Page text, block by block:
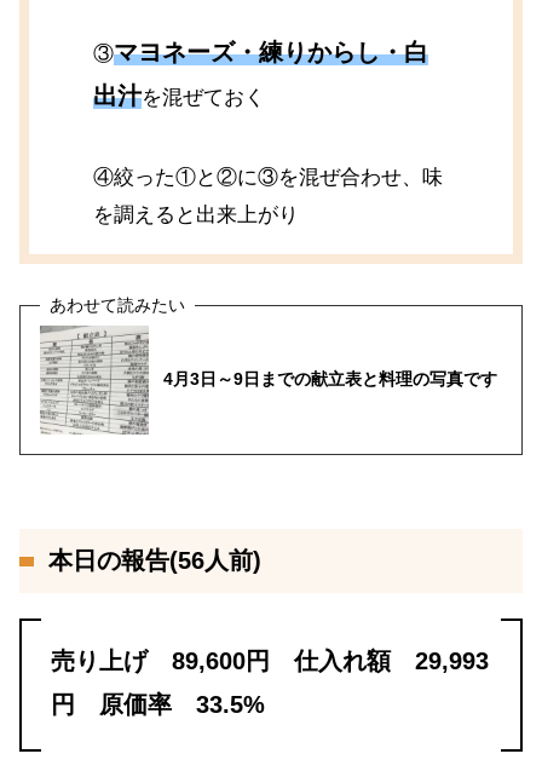
③マヨネーズ・練りからし・白
出汁を混ぜておく
④絞った①と②に③を混ぜ合わせ、味
を調えると出来上がり
4月3日～9日までの献立表と料理の写真です
本日の報告(56人前)
売り上げ 89,600円 仕入れ額 29,993
円 原価率 33.5%